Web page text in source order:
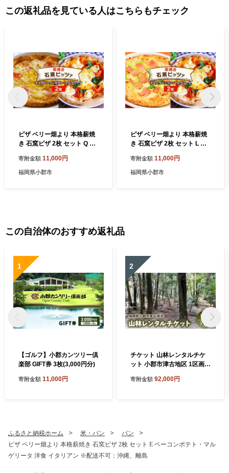
この返礼品を見ている人はこちらもチェック
ピザ ベリー畑より 本格薪焼
き 石窯ピザ 2枚 セット Q 大
リータ 洋食 イタリアン ※配
送不可：沖縄、離島
寄附金額 11,000円
福岡県小郡市
ピザ ベリー畑より 本格薪焼
き 石窯ピザ 2枚 セット L ア
タ 洋食 イタリアン ※配送不
可：沖縄、離島
寄附金額 11,000円
福岡県小郡市
この自治体のおすすめ返礼品
1
【ゴルフ】小郡カンツリー倶
楽部 GIFT券 3枚(3,000円分)
寄附金額 11,000円
2
チケット 山林レンタルチケ
ット 小郡市津古地区 1区画 3
寄附金額 92,000円
ふるさと納税ホーム 米・パン
パン
ピザ ベリー畑より 本格薪焼き 石窯ピザ 2枚 セット E ベーコンポテト・マル
ゲリータ 洋食 イタリアン ※配送不可：沖縄、離島